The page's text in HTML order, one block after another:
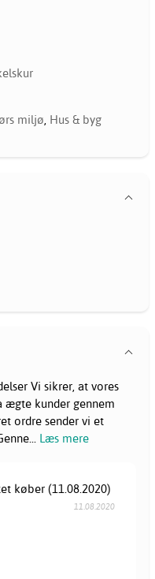
miljø, Hus & byg
Vi sikrer, at vores
ægte kunder gennem
ordre sender vi et
... Læs mere
køber (11.08.2020)
11.08.2020